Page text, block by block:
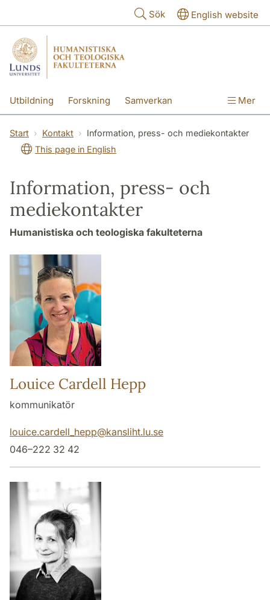
Sök English website
Utbildning Forskning Samverkan Mer
Start Kontakt
Information, press- och mediekontakter
This page in English
Information, press- och
mediekontakter
Humanistiska och teologiska fakulteterna
Louice Cardell Hepp
kommunikatör
louice.cardell_hepp@kansliht.lu.se
046–222 32 42